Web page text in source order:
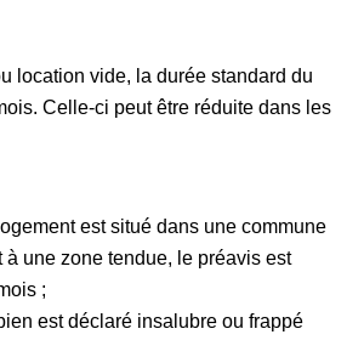
location vide, la durée standard du
Celle-ci peut être réduite dans les
est situé dans une commune
à une zone tendue, le préavis est
;
est déclaré insalubre ou frappé